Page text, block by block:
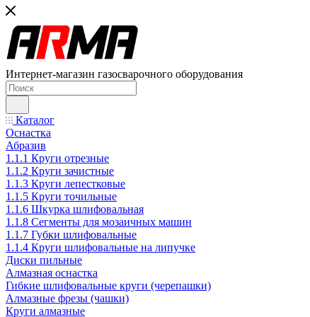
Интернет-магазин газосварочного оборудования
Каталог
Оснастка
Абразив
1.1.1 Круги отрезные
1.1.2 Круги зачистные
1.1.3 Круги лепестковые
1.1.5 Круги точильные
1.1.6 Шкурка шлифовальная
1.1.8 Сегменты для мозаичных машин
1.1.7 Губки шлифовальные
1.1.4 Круги шлифовальные на липучке
Диски пильные
Алмазная оснастка
Гибкие шлифовальные круги (черепашки)
Алмазные фрезы (чашки)
Круги алмазные